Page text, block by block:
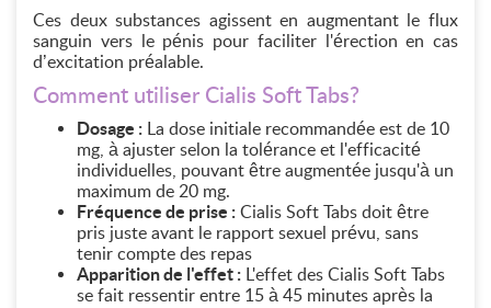
Ces deux substances agissent en augmentant le flux
sanguin vers le pénis pour faciliter l'érection en cas
d’excitation préalable.
Comment utiliser Cialis Soft Tabs?
Dosage : La dose initiale recommandée est de 10
mg, à ajuster selon la tolérance et l'efficacité
individuelles, pouvant être augmentée jusqu'à un
maximum de 20 mg.
Fréquence de prise : Cialis Soft Tabs doit être
pris juste avant le rapport sexuel prévu, sans
tenir compte des repas
Apparition de l'effet : L'effet des Cialis Soft Tabs
se fait ressentir entre 15 à 45 minutes après la